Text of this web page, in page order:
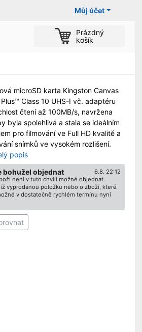
Můj účet
Prázdný
košík
microSD karta Kingston Canvas
Class 10 UHS-I vč. adaptéru
čtení až 100MB/s, navržena
byla spolehlivá a stala se ideálním
pro filmování ve Full HD kvalitě a
snímků ve vysokém rozlišení.
popis
6.8. 22:12
bohužel objednat
není v tuto chvíli možné objednat.
vyprodanou položku nebo o zboží, které
v dostatečně rychlém termínu nyní